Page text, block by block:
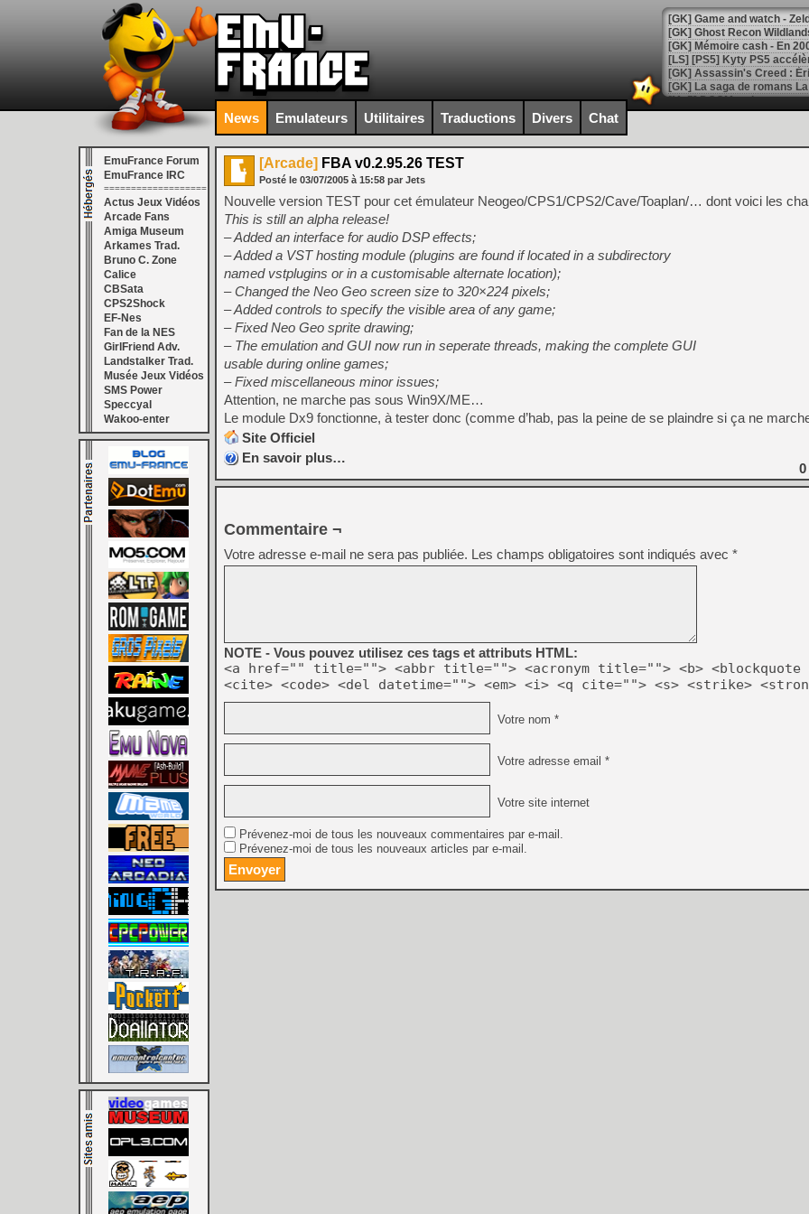
[Mo5] DOOM arrive en
[GK] Bethesda fête les 30
[GK] Roblox : l'action en
[GK] Agenda - GeForce
[GK] Devolver Digital en a
[LS] [PS5] ps5-y2jb-
[GK] Pourquoi Marvel
[GK] Test : Restory : Chill
[GK] GTA 6 : Rockstar
[GK] Hot Wheels Infinite
[GK] Mémoire cash -
[GK] Résultats Nintendo :
[GK] Déjà des
[Mo5] Brickboy cherche à
[GK] Minecraft et ses «
[GK] Beast of
[GK] Ubisoft : fin de partie
[GK] Mémoire cash -
[GK] Dan Houser (GTA)
[GK] Comment EA Sports
[GK] Crimson Moon : un
[GK] Isle of Reveries : le
[GK] Moonlighter 2 : The
[GK] Capcom relance
[Mo5] Deux inédits du
[GK] Le beat'em up The
[GK] Endless Legend 2 :
[LS] [PS5] Premiers
News Emulateurs Utilitaires Traductions Divers Chat
EmuFrance Forum
EmuFrance IRC
===================
Actus Jeux Vidéos
Arcade Fans
Amiga Museum
Arkames Trad.
Bruno C. Zone
Calice
CBSata
CPS2Shock
EF-Nes
Fan de la NES
GirlFriend Adv.
Landstalker Trad.
Musée Jeux Vidéos
SMS Power
Speccyal
Wakoo-enter
[Arcade] FBA v0.2.95.26 TEST
Posté le 03/07/2005 à 15:58 par Jets
Nouvelle version TEST pour cet émulateur Neogeo/CPS1/CPS2/Cave/Toaplan/… dont voici les
This is still an alpha release!
– Added an interface for audio DSP effects;
– Added a VST hosting module (plugins are found if located in a subdirectory
named vstplugins or in a customisable alternate location);
– Changed the Neo Geo screen size to 320×224 pixels;
– Added controls to specify the visible area of any game;
– Fixed Neo Geo sprite drawing;
– The emulation and GUI now run in seperate threads, making the complete GUI
usable during online games;
– Fixed miscellaneous minor issues;
Attention, ne marche pas sous Win9X/ME…
Le module Dx9 fonctionne, à tester donc (comme d’hab, pas la peine de se plaindre si ça ne
Site Officiel
En savoir plus…
0
Commentaire ¬
Votre adresse e-mail ne sera pas publiée. Les champs obligatoires sont indiqués avec *
NOTE - Vous pouvez utilisez ces tags et attributs HTML:
<a href="" title=""> <abbr title=""> <acronym title=""> <b> <blockquote
<cite> <code> <del datetime=""> <em> <i> <q cite=""> <s> <strike>
Votre nom *
Votre adresse email *
Votre site internet
Prévenez-moi de tous les nouveaux commentaires par e-mail.
Prévenez-moi de tous les nouveaux articles par e-mail.